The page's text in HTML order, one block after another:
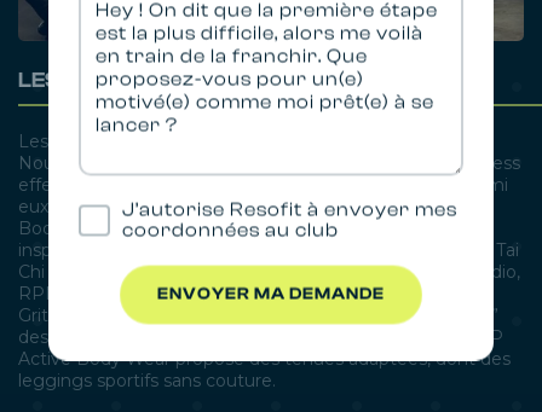
LES MILLS
Les Mills, fondé dans les années 1990 par Phillip Mills en
Nouvelle-Zélande, offre une variété de programmes fitness
effectués en musique par des instructeurs certifiés. Parmi
eux : BodyPump pour le renforcement musculaire,
BodyCombat pour un entraînement de haute intensité
inspiré des arts martiaux, BodyBalance combinant yoga, Tai
Chi et Pilates, BodyAttack pour améliorer la capacité cardio,
RPM pour du vélo en intérieur, Sh’Bam pour la danse, et
Grit pour des sessions HIIT. Il existe aussi “Born to move”
destiné aux enfants. Pour une pratique optimale, SKINUP
Active Body Wear propose des tenues adaptées, dont des
leggings sportifs sans couture.
J’autorise Resofit à envoyer mes
coordonnées au club
ENVOYER MA DEMANDE